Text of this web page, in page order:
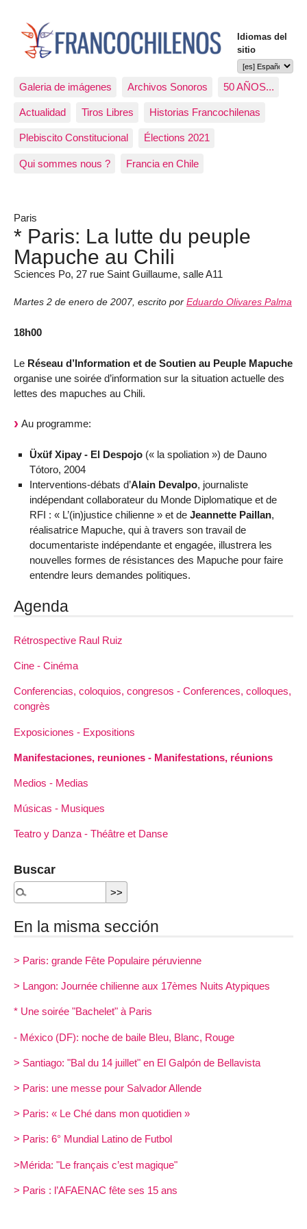
Idiomas del
sitio
Galeria de imágenes Archivos Sonoros 50 AÑOS...
Actualidad Tiros Libres Historias Francochilenas
Plebiscito Constitucional Élections 2021
Qui sommes nous ? Francia en Chile
Paris
* Paris: La lutte du peuple
Mapuche au Chili
Sciences Po, 27 rue Saint Guillaume, salle A11
Martes 2 de enero de 2007, escrito por Eduardo Olivares Palma
18h00
Le Réseau d’Information et de Soutien au Peuple Mapuche
organise une soirée d’information sur la situation actuelle des
lettes des mapuches au Chili.
Au programme:
Üxüf Xipay - El Despojo(« la spoliation ») de Dauno
Tótoro, 2004
Interventions-débats d’Alain Devalpo, journaliste
indépendant collaborateur du Monde Diplomatique et de
RFI : « L’(in)justice chilienne » et de Jeannette Paillan,
réalisatrice Mapuche, qui à travers son travail de
documentariste indépendante et engagée, illustrera les
nouvelles formes de résistances des Mapuche pour faire
entendre leurs demandes politiques.
Agenda
Rétrospective Raul Ruiz
Cine - Cinéma
Conferencias, coloquios, congresos - Conferences, colloques,
congrès
Exposiciones - Expositions
Manifestaciones, reuniones - Manifestations, réunions
Medios - Medias
Músicas - Musiques
Teatro y Danza - Théâtre et Danse
Buscar
En la misma sección
> Paris: grande Fête Populaire péruvienne
> Langon: Journée chilienne aux 17èmes Nuits Atypiques
* Une soirée "Bachelet" à Paris
- México (DF): noche de baile Bleu, Blanc, Rouge
> Santiago: "Bal du 14 juillet" en El Galpón de Bellavista
> Paris: une messe pour Salvador Allende
> Paris: « Le Ché dans mon quotidien »
> Paris: 6° Mundial Latino de Futbol
>Mérida: "Le français c’est magique"
> Paris : l’AFAENAC fête ses 15 ans